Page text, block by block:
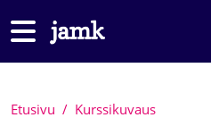
Sivupaneeli
Etusivu Kurssikuvaus